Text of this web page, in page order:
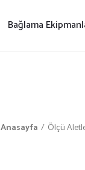
Bağlama
Anasayfa Ölçü